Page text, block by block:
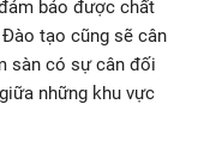
bảo được chất
Đào tạo cũng sẽ cân
sàn có sự cân đối
những khu vực